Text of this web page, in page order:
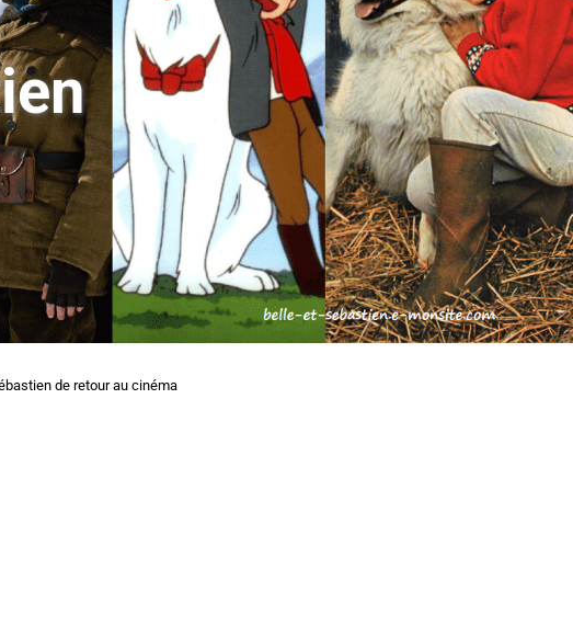
de retour au cinéma